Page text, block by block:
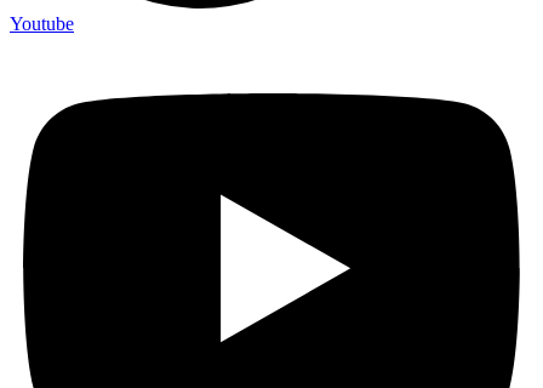
Youtube